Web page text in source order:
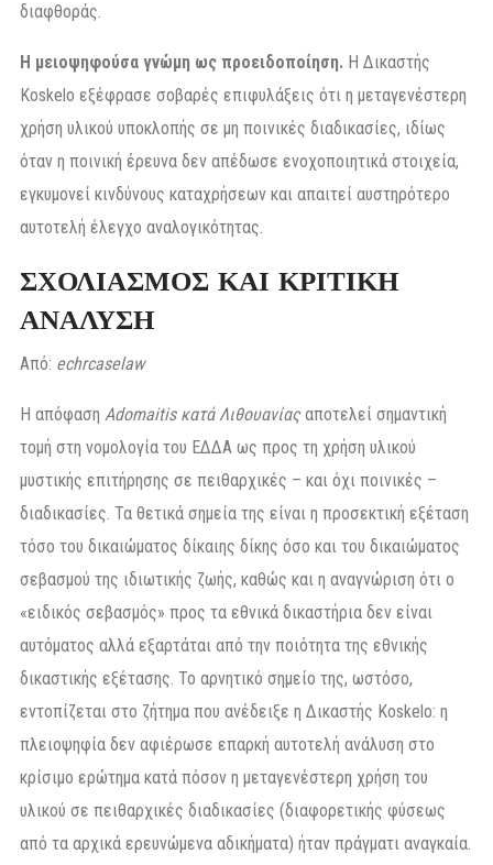
διαφθοράς.
Η μειοψηφούσα γνώμη ως προειδοποίηση. Η Δικαστής
Koskelo εξέφρασε σοβαρές επιφυλάξεις ότι η μεταγενέστερη
χρήση υλικού υποκλοπής σε μη ποινικές διαδικασίες, ιδίως
όταν η ποινική έρευνα δεν απέδωσε ενοχοποιητικά στοιχεία,
εγκυμονεί κινδύνους καταχρήσεων και απαιτεί αυστηρότερο
αυτοτελή έλεγχο αναλογικότητας.
ΣΧΟΛΙΑΣΜΟΣ ΚΑΙ ΚΡΙΤΙΚΗ
ΑΝΑΛΥΣΗ
Από: echrcaselaw
Η απόφαση Adomaitis κατά Λιθουανίαςαποτελεί σημαντική
τομή στη νομολογία του ΕΔΔΑ ως προς τη χρήση υλικού
μυστικής επιτήρησης σε πειθαρχικές – και όχι ποινικές –
διαδικασίες. Τα θετικά σημεία της είναι η προσεκτική εξέταση
τόσο του δικαιώματος δίκαιης δίκης όσο και του δικαιώματος
σεβασμού της ιδιωτικής ζωής, καθώς και η αναγνώριση ότι ο
«ειδικός σεβασμός» προς τα εθνικά δικαστήρια δεν είναι
αυτόματος αλλά εξαρτάται από την ποιότητα της εθνικής
δικαστικής εξέτασης. Το αρνητικό σημείο της, ωστόσο,
εντοπίζεται στο ζήτημα που ανέδειξε η Δικαστής Koskelo: η
πλειοψηφία δεν αφιέρωσε επαρκή αυτοτελή ανάλυση στο
κρίσιμο ερώτημα κατά πόσον η μεταγενέστερη χρήση του
υλικού σε πειθαρχικές διαδικασίες (διαφορετικής φύσεως
από τα αρχικά ερευνώμενα αδικήματα) ήταν πράγματι αναγκαία.